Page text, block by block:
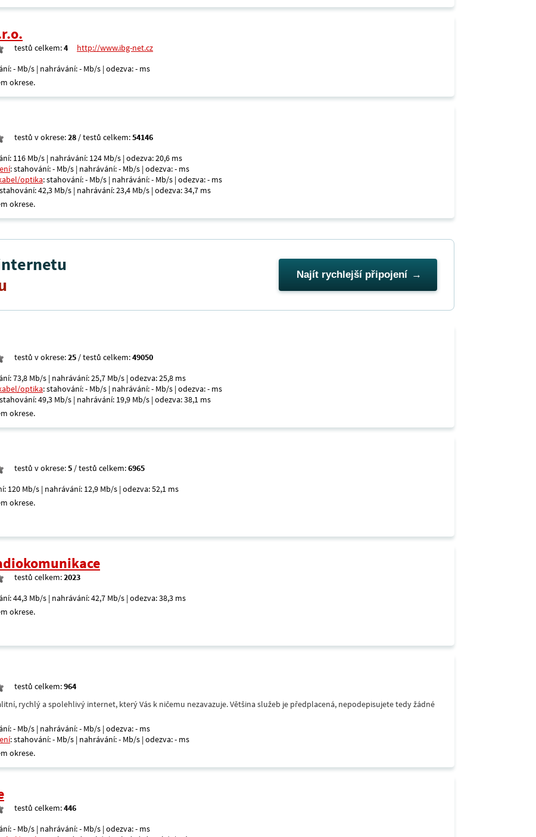
testů celkem:4
http://www.ibg-net.cz
- Mb/s | nahrávání: - Mb/s | odezva: - ms
okrese.
testů v okrese:28 / testů celkem:54146
116 Mb/s | nahrávání: 124 Mb/s | odezva: 20,6 ms
: stahování: - Mb/s | nahrávání: - Mb/s | odezva: - ms
optika: stahování: - Mb/s | nahrávání: - Mb/s | odezva: - ms
42,3 Mb/s | nahrávání: 23,4 Mb/s | odezva: 34,7 ms
okrese.
Najít rychlejší připojení
testů v okrese:25 / testů celkem:49050
73,8 Mb/s | nahrávání: 25,7 Mb/s | odezva: 25,8 ms
optika: stahování: - Mb/s | nahrávání: - Mb/s | odezva: - ms
49,3 Mb/s | nahrávání: 19,9 Mb/s | odezva: 38,1 ms
okrese.
testů v okrese:5 / testů celkem:6965
120 Mb/s | nahrávání: 12,9 Mb/s | odezva: 52,1 ms
okrese.
testů celkem:2023
44,3 Mb/s | nahrávání: 42,7 Mb/s | odezva: 38,3 ms
okrese.
testů celkem:964
rychlý a spolehlivý internet, který Vás k ničemu nezavazuje. Většina služeb je předplacená, nepodepisujete tedy žádné
- Mb/s | nahrávání: - Mb/s | odezva: - ms
: stahování: - Mb/s | nahrávání: - Mb/s | odezva: - ms
okrese.
testů celkem:446
- Mb/s | nahrávání: - Mb/s | odezva: - ms